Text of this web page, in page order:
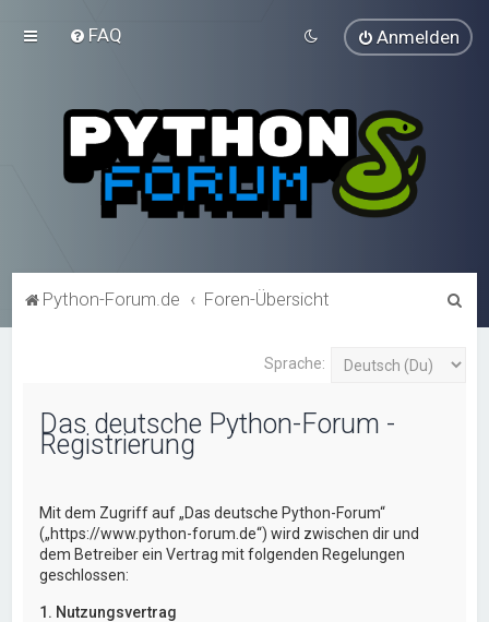
FAQ Anmelden
Python-Forum.de Foren-Übersicht
Sprache:
Das deutsche Python-Forum -
Registrierung
Mit dem Zugriff auf „Das deutsche Python-Forum“
(„https://www.python-forum.de“) wird zwischen dir und
dem Betreiber ein Vertrag mit folgenden Regelungen
geschlossen:
1. Nutzungsvertrag